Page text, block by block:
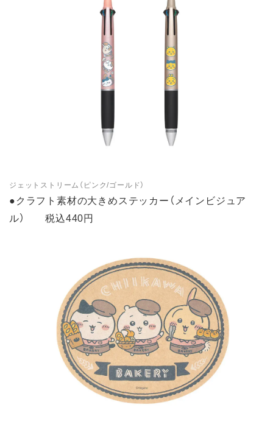
ジェットストリーム（ピンク/ゴールド）
●クラフト素材の大きめステッカー（メインビジュア
ル） 税込440円